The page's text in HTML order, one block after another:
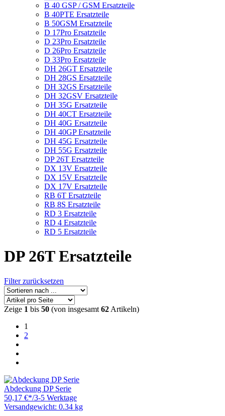
B 40 GSP / GSM Ersatzteile
B 40PTE Ersatzteile
B 50GSM Ersatzteile
D 17Pro Ersatzteile
D 23Pro Ersatzteile
D 26Pro Ersatzteile
D 33Pro Ersatzteile
DH 26GT Ersatzteile
DH 28GS Ersatzteile
DH 32GS Ersatzteile
DH 32GSV Ersatzteile
DH 35G Ersatzteile
DH 40CT Ersatzteile
DH 40G Ersatzteile
DH 40GP Ersatzteile
DH 45G Ersatzteile
DH 55G Ersatzteile
DP 26T Ersatzteile
DX 13V Ersatzteile
DX 15V Ersatzteile
DX 17V Ersatzteile
RB 6T Ersatzteile
RB 8S Ersatzteile
RD 3 Ersatzteile
RD 4 Ersatzteile
RD 5 Ersatzteile
DP 26T Ersatzteile
Filter zurücksetzen
Zeige 1 bis 50 (von insgesamt 62 Artikeln)
1
2
Abdeckung DP Serie
50,17 €*/3-5 Werktage
Versandgewicht: 0.34 kg